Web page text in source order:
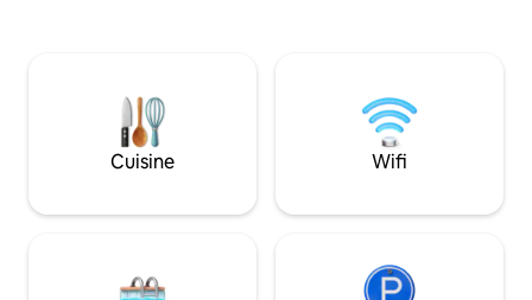
plages de Somone et 15 minute de Saly
Cuisine Wifi